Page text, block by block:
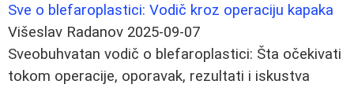
Sve o blefaroplastici: Vodič kroz operaciju kapaka
Višeslav Radanov 2025-09-07
Sveobuhvatan vodič o blefaroplastici: Šta očekivati
tokom operacije, oporavak, rezultati i iskustva